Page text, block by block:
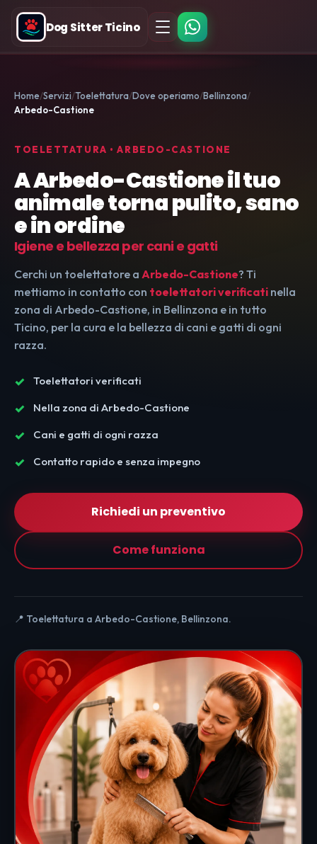
Dog Sitter Ticino
Home Servizi Toelettatura Dove operiamo Bellinzona
Arbedo-Castione
TOELETTATURA • ARBEDO-CASTIONE
A Arbedo-Castione il tuo
animale torna pulito, sano
e in ordine
Igiene e bellezza per cani e gatti
Cerchi un toelettatore a Arbedo-Castione? Ti
mettiamo in contatto con toelettatori verificati nella
zona di Arbedo-Castione, in Bellinzona e in tutto
Ticino, per la cura e la bellezza di cani e gatti di ogni
razza.
Toelettatori verificati
Nella zona di Arbedo-Castione
Cani e gatti di ogni razza
Contatto rapido e senza impegno
Richiedi un preventivo
Come funziona
📍 Toelettatura a Arbedo-Castione, Bellinzona.